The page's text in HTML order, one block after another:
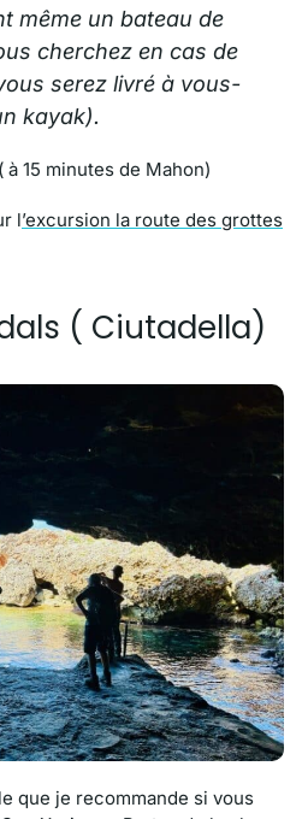
même un bateau de
cherchez en cas de
serez livré à vous-
kayak).
à 15 minutes de Mahon)
l’excursion la route des grottes
( Ciutadella)
que je recommande si vous